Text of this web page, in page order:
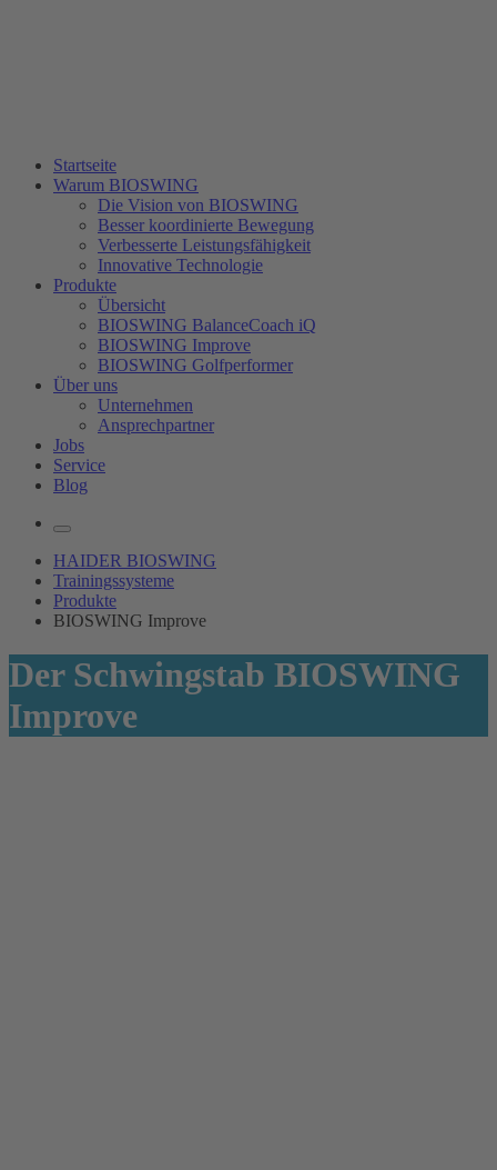
Startseite
Warum BIOSWING
Die Vision von BIOSWING
Besser koordinierte Bewegung
Verbesserte Leistungsfähigkeit
Innovative Technologie
Produkte
Übersicht
BIOSWING BalanceCoach iQ
BIOSWING Improve
BIOSWING Golfperformer
Über uns
Unternehmen
Ansprechpartner
Jobs
Service
Blog
HAIDER BIOSWING
Trainingssysteme
Produkte
BIOSWING Improve
Der Schwingstab BIOSWING
Improve